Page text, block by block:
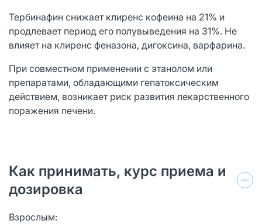
Тербинафин снижает клиренс кофеина на 21% и
продлевает период его полувыведения на 31%. Не
влияет на клиренс феназона, дигоксина, варфарина.
При совместном применении с этанолом или
препаратами, обладающими гепатоксическим
действием, возникает риск развития лекарственного
поражения печени.
Как принимать, курс приема и
дозировка
Взрослым: